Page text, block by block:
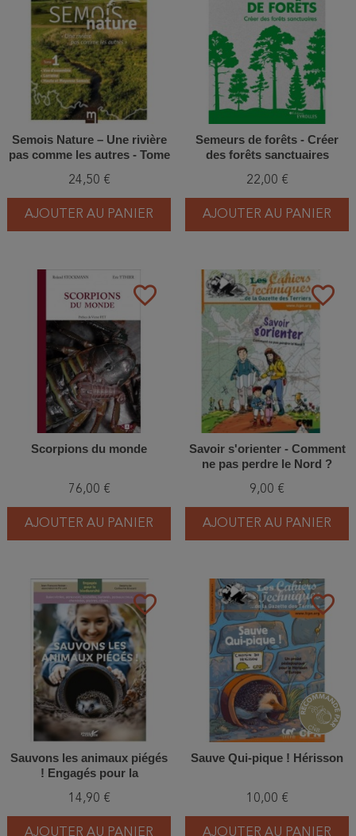
Semois Nature – Une rivière
pas comme les autres - Tome
24,50 €
AJOUTER AU PANIER
Semeurs de forêts - Créer
des forêts sanctuaires
22,00 €
AJOUTER AU PANIER
favorite_border
Scorpions du monde
76,00 €
AJOUTER AU PANIER
favorite_border
Savoir s'orienter - Comment
ne pas perdre le Nord ?
9,00 €
AJOUTER AU PANIER
favorite_border
Sauvons les animaux piégés
! Engagés pour la
14,90 €
AJOUTER AU PANIER
favorite_border
Sauve Qui-pique ! Hérisson
10,00 €
AJOUTER AU PANIER